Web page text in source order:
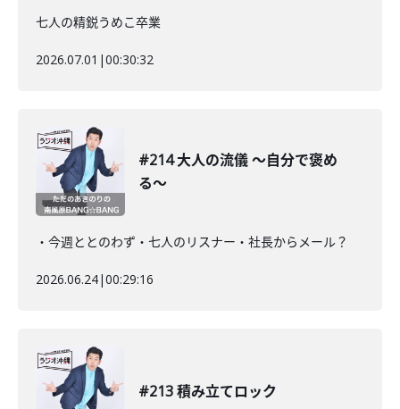
七人の精鋭うめこ卒業
2026.07.01 |00:30:32
#214 大人の流儀 〜自分で褒め
る〜
・今週ととのわず・七人のリスナー・社長からメール？
2026.06.24|00:29:16
#213 積み立てロック